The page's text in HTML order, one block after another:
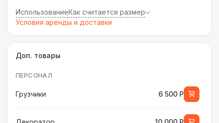
ИспользованиеКак считается размер
Условия аренды и доставки
Доп. товары
ПЕРСОНАЛ
Грузчики 6 500 Р